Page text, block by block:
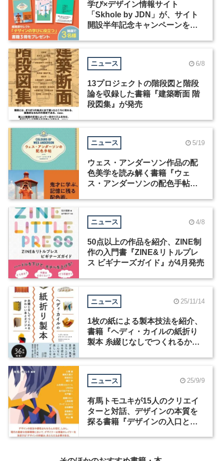
学び×デザイン情報サイト
「Skhole by JDN」が、サイト
開設半年記念キャンペーンを実
ニュース 6/8
13プロジェクトの階段図と階段
論を収録した書籍『建築断面 階
段図集』が発売
ニュース 5/19
ウェス・アンダーソン作品の配
色美学を読み解く書籍『ウェ
ス・アンダーソンの配色手帖』
ニュース 4/8
50点以上の作品を紹介、ZINE制
作の入門書『ZINE&リトルプレ
ス ビギナーズガイド』が4月発売
ニュース 25/11/14
1枚の紙による製本技法を紹介、
書籍『ヘディ・カイルの紙折り
製本 糸綴じなしでつくれるかわ
ニュース 25/9/9
有馬トモユキが15人のクリエイ
ターと対話、デザインの本質を
探る書籍『デザインの入口と出